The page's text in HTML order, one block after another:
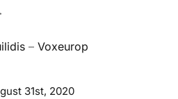
– Voxeurop
31st, 2020